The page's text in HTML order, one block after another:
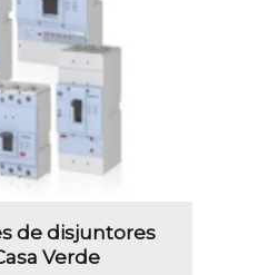
de disjuntores
Verde